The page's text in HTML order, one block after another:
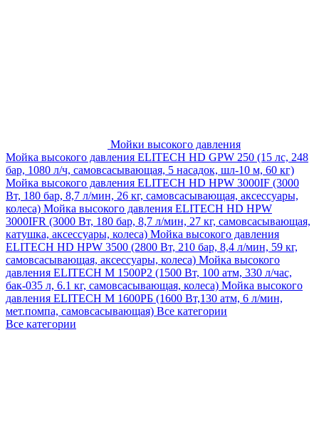
Мойки высокого давления
Мойка высокого давления ELITECH HD GPW 250 (15 лс, 248
бар, 1080 л/ч, самовсасывающая, 5 насадок, шл-10 м, 60 кг)
Мойка высокого давления ELITECH HD HPW 3000IF (3000
Вт, 180 бар, 8,7 л/мин, 26 кг, самовсасывающая, аксессуары,
колеса) Мойка высокого давления ELITECH HD HPW
3000IFR (3000 Вт, 180 бар, 8,7 л/мин, 27 кг, самовсасывающая,
катушка, аксессуары, колеса) Мойка высокого давления
ELITECH HD HPW 3500 (2800 Вт, 210 бар, 8,4 л/мин, 59 кг,
самовсасывающая, аксессуары, колеса) Мойка высокого
давления ELITECH M 1500P2 (1500 Вт, 100 атм, 330 л/час,
бак-035 л, 6.1 кг, самовсасывающая, колеса) Мойка высокого
давления ELITECH М 1600РБ (1600 Вт,130 атм, 6 л/мин,
мет.помпа, самовсасывающая) Все категории
Все категории